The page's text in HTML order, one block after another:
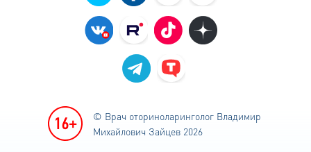
© Врач оториноларинголог Владимир
Михайлович Зайцев 2026